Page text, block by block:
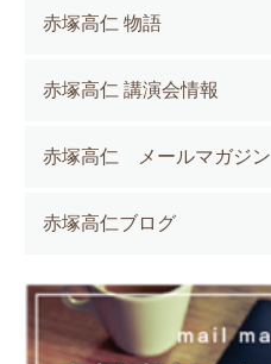
赤塚高仁 物語
赤塚高仁 講演会情報
赤塚高仁 メールマガジン
赤塚高仁ブログ